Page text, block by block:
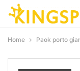
Home Paok porto